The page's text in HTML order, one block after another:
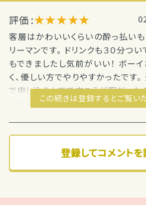
評価 :★★★★★
客層はかわいいくらいの酔っ払い
リーマンです。 ドリンクも３０分つ
もできましたし気前がいい！ ボー
く、優しい方でやりやすかったです
で申し込みしてて向こうが暇だった
ーさんで働いてました。 移動の際も
し川崎まで１０００円なのも有難かっ
送りは社長だったのですが勧誘さ
寧＼（＾ｏ＾）／ どっちのお店の女
この続きは登録するとご覧い
登録してコメント